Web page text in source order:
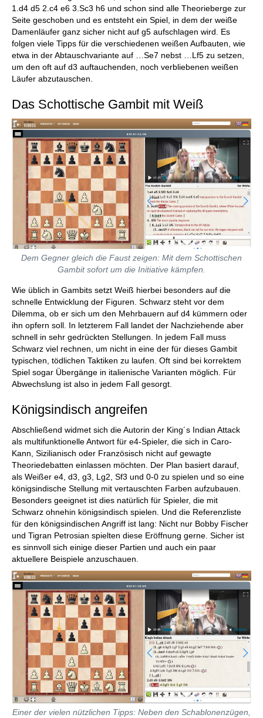
1.d4 d5 2.c4 e6 3.Sc3 h6 und schon sind alle Theorieberge zur
Seite geschoben und es entsteht ein Spiel, in dem der weiße
Damenläufer ganz sicher nicht auf g5 aufschlagen wird. Es
folgen viele Tipps für die verschiedenen weißen Aufbauten, wie
etwa in der Abtauschvariante auf …Se7 nebst …Lf5 zu setzen,
um den oft auf d3 auftauchenden, noch verbliebenen weißen
Läufer abzutauschen.
Das Schottische Gambit mit Weiß
Dem Gegner gleich die Faust zeigen: Mit dem Schottischen
Gambit sofort um die Initiative kämpfen.
Wie üblich in Gambits setzt Weiß hierbei besonders auf die
schnelle Entwicklung der Figuren. Schwarz steht vor dem
Dilemma, ob er sich um den Mehrbauern auf d4 kümmern oder
ihn opfern soll. In letzterem Fall landet der Nachziehende aber
schnell in sehr gedrückten Stellungen. In jedem Fall muss
Schwarz viel rechnen, um nicht in eine der für dieses Gambit
typischen, tödlichen Taktiken zu laufen. Oft sind bei korrektem
Spiel sogar Übergänge in italienische Varianten möglich. Für
Abwechslung ist also in jedem Fall gesorgt.
Königsindisch angreifen
Abschließend widmet sich die Autorin der King´s Indian Attack
als multifunktionelle Antwort für e4-Spieler, die sich in Caro-
Kann, Sizilianisch oder Französisch nicht auf gewagte
Theoriedebatten einlassen möchten. Der Plan basiert darauf,
als Weißer e4, d3, g3, Lg2, Sf3 und 0-0 zu spielen und so eine
königsindische Stellung mit vertauschten Farben aufzubauen.
Besonders geeignet ist dies natürlich für Spieler, die mit
Schwarz ohnehin königsindisch spielen. Und die Referenzliste
für den königsindischen Angriff ist lang: Nicht nur Bobby Fischer
und Tigran Petrosian spielten diese Eröffnung gerne. Sicher ist
es sinnvoll sich einige dieser Partien und auch ein paar
aktuellere Beispiele anzuschauen.
Einer der vielen nützlichen Tipps: Neben den Schablonenzügen,